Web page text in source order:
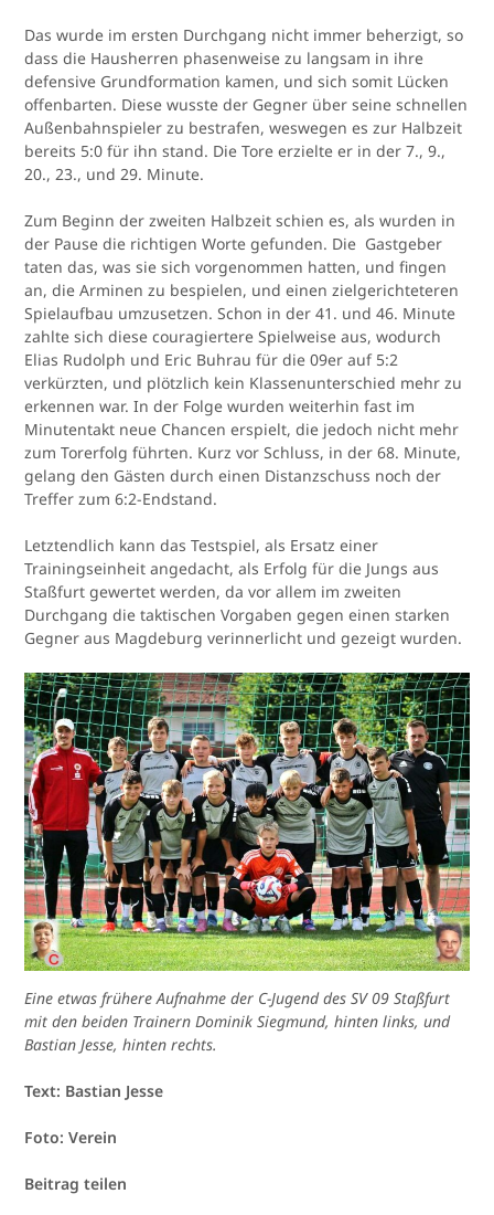
Das wurde im ersten Durchgang nicht immer beherzigt, so
dass die Hausherren phasenweise zu langsam in ihre
defensive Grundformation kamen, und sich somit Lücken
offenbarten. Diese wusste der Gegner über seine schnellen
Außenbahnspieler zu bestrafen, weswegen es zur Halbzeit
bereits 5:0 für ihn stand. Die Tore erzielte er in der 7., 9.,
20., 23., und 29. Minute.
Zum Beginn der zweiten Halbzeit schien es, als wurden in
der Pause die richtigen Worte gefunden. Die Gastgeber
taten das, was sie sich vorgenommen hatten, und fingen
an, die Arminen zu bespielen, und einen zielgerichteteren
Spielaufbau umzusetzen. Schon in der 41. und 46. Minute
zahlte sich diese couragiertere Spielweise aus, wodurch
Elias Rudolph und Eric Buhrau für die 09er auf 5:2
verkürzten, und plötzlich kein Klassenunterschied mehr zu
erkennen war. In der Folge wurden weiterhin fast im
Minutentakt neue Chancen erspielt, die jedoch nicht mehr
zum Torerfolg führten. Kurz vor Schluss, in der 68. Minute,
gelang den Gästen durch einen Distanzschuss noch der
Treffer zum 6:2-Endstand.
Letztendlich kann das Testspiel, als Ersatz einer
Trainingseinheit angedacht, als Erfolg für die Jungs aus
Staßfurt gewertet werden, da vor allem im zweiten
Durchgang die taktischen Vorgaben gegen einen starken
Gegner aus Magdeburg verinnerlicht und gezeigt wurden.
Eine etwas frühere Aufnahme der C-Jugend des SV 09 Staßfurt
mit den beiden Trainern Dominik Siegmund, hinten links, und
Bastian Jesse, hinten rechts.
Text: Bastian Jesse
Foto: Verein
Beitrag teilen